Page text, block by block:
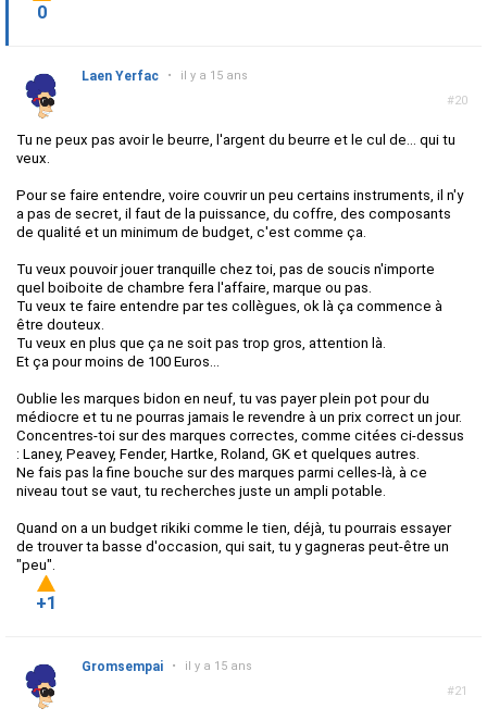
0
#20
Laen Yerfac • il y a 15 ans
Tu ne peux pas avoir le beurre, l'argent du beurre et le cul de... qui tu
veux.
Pour se faire entendre, voire couvrir un peu certains instruments, il n'y
a pas de secret, il faut de la puissance, du coffre, des composants
de qualité et un minimum de budget, c'est comme ça.
Tu veux pouvoir jouer tranquille chez toi, pas de soucis n'importe
quel boiboite de chambre fera l'affaire, marque ou pas.
Tu veux te faire entendre par tes collègues, ok là ça commence à
être douteux.
Tu veux en plus que ça ne soit pas trop gros, attention là.
Et ça pour moins de 100 Euros...
Oublie les marques bidon en neuf, tu vas payer plein pot pour du
médiocre et tu ne pourras jamais le revendre à un prix correct un jour.
Concentres-toi sur des marques correctes, comme citées ci-dessus
: Laney, Peavey, Fender, Hartke, Roland, GK et quelques autres.
Ne fais pas la fine bouche sur des marques parmi celles-là, à ce
niveau tout se vaut, tu recherches juste un ampli potable.
Quand on a un budget rikiki comme le tien, déjà, tu pourrais essayer
de trouver ta basse d'occasion, qui sait, tu y gagneras peut-être un
"peu".
+1
#21
Gromsempai • il y a 15 ans